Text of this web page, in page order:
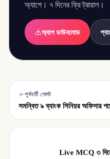
অ্যাপে। ৭ দিনের ফ্রি ট্রায়াল।
অ্যাপ ডাউনলোড
পূর্ববর্তী পোস্ট
সমন্বিত ৯ ব্যাংক সিনিয়র অফিসার
Live MCQ ৩